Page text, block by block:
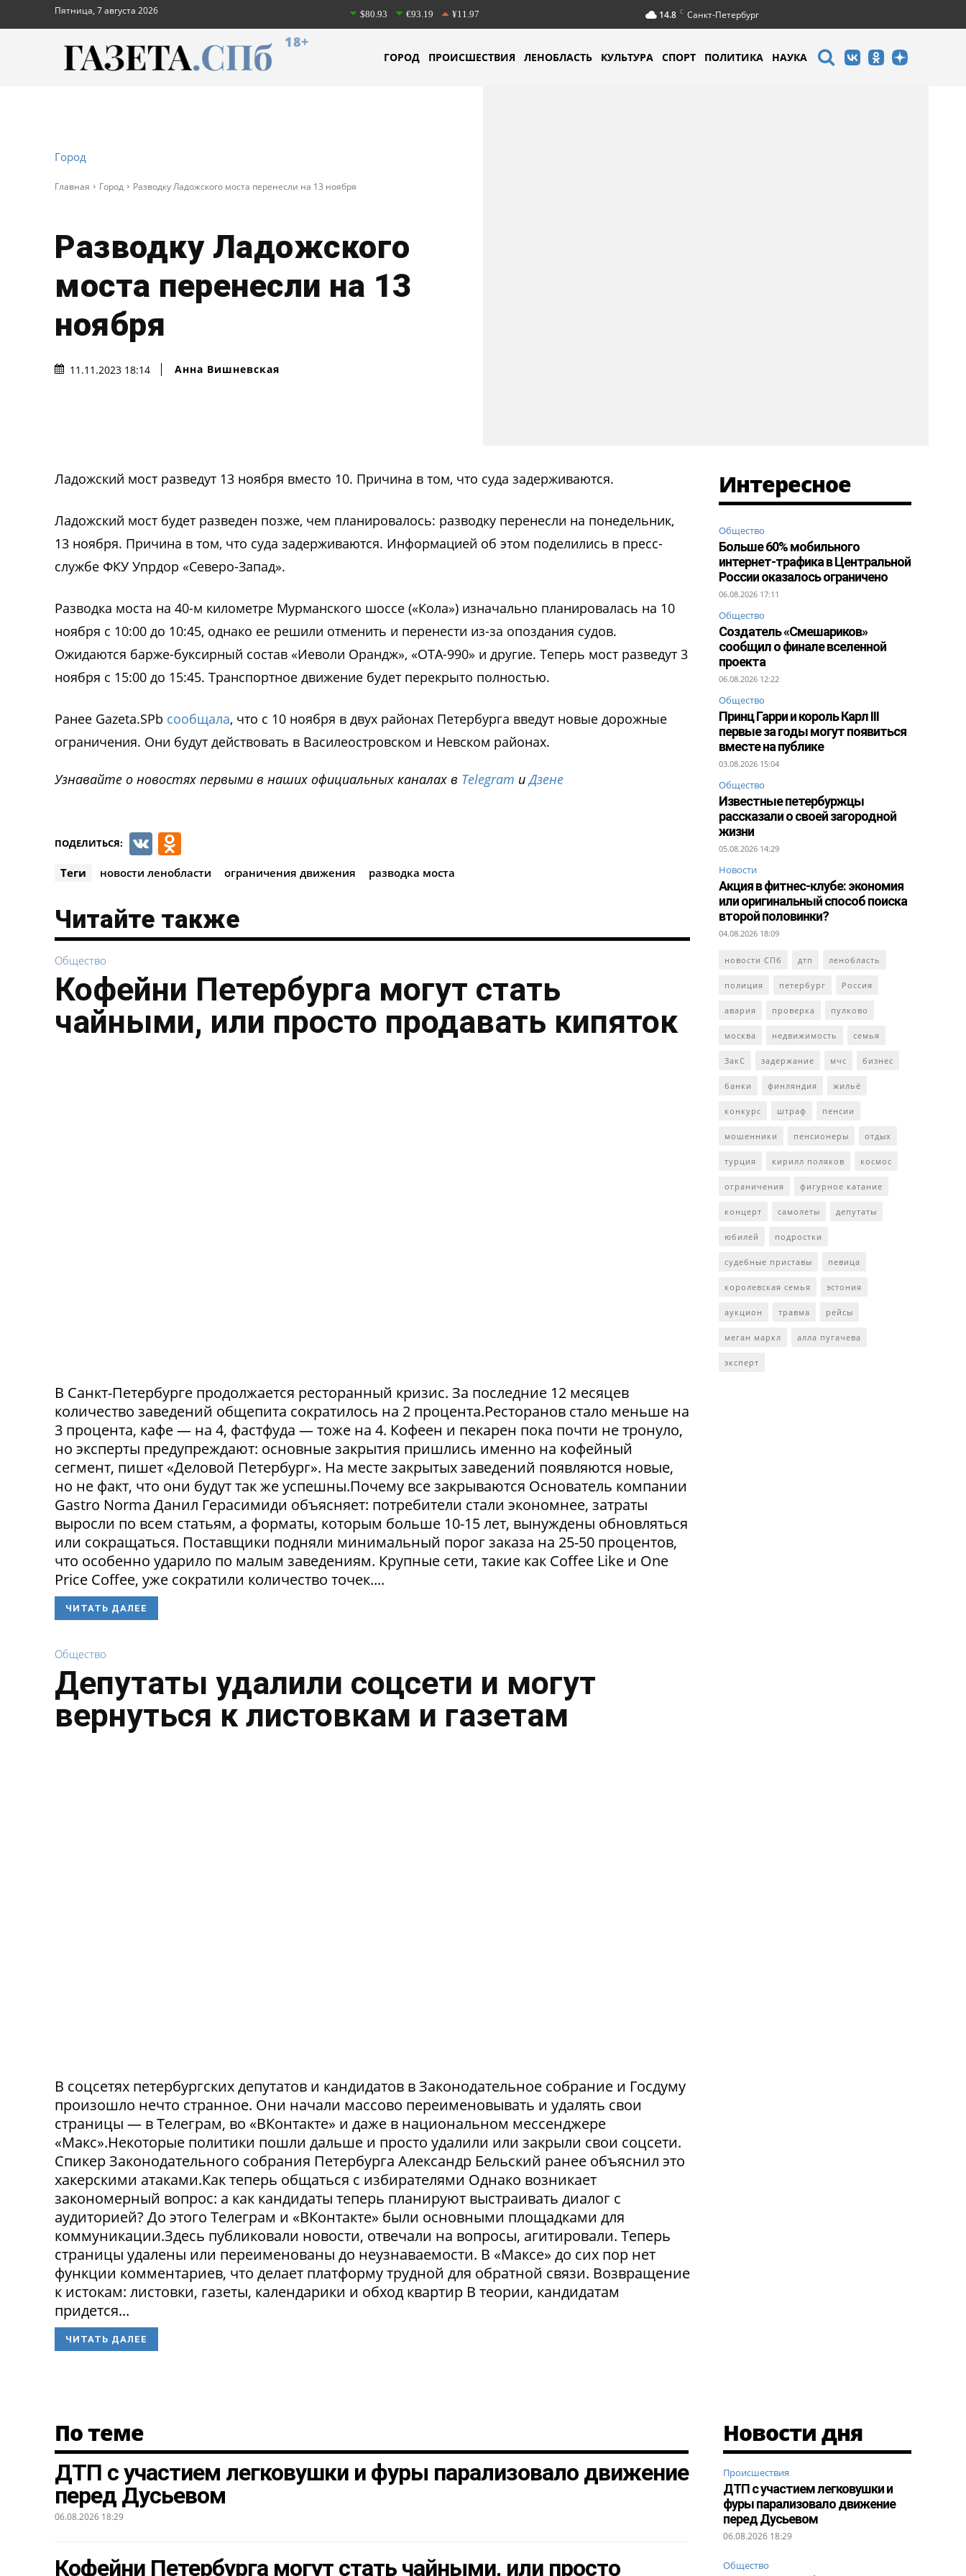
Пятница, 7 августа 2026 $80.93 €93.19 ¥11.97 14.8 C Санкт-Петербург
18+
ГОРОД ПРОИСШЕСТВИЯ ЛЕНОБЛАСТЬ КУЛЬТУРА СПОРТ ПОЛИТИКА НАУКА
Город
Главная Город Разводку Ладожского моста перенесли на 13 ноября
Разводку Ладожского
моста перенесли на 13
ноября
11.11.2023 18:14 Анна Вишневская
Ладожский мост разведут 13 ноября вместо 10. Причина в том, что суда задерживаются.
Ладожский мост будет разведен позже, чем планировалось: разводку перенесли на понедельник,
13 ноября. Причина в том, что суда задерживаются. Информацией об этом поделились в пресс-
службе ФКУ Упрдор «Северо-Запад».
Разводка моста на 40-м километре Мурманского шоссе («Кола») изначально планировалась на 10
ноября с 10:00 до 10:45, однако ее решили отменить и перенести из-за опоздания судов.
Ожидаются барже-буксирный состав «Иеволи Орандж», «ОТА-990» и другие. Теперь мост разведут 3
ноября с 15:00 до 15:45. Транспортное движение будет перекрыто полностью.
Ранее Gazeta.SPb сообщала, что с 10 ноября в двух районах Петербурга введут новые дорожные
ограничения. Они будут действовать в Василеостровском и Невском районах.
Узнавайте о новостях первыми в наших официальных каналах в Telegram иДзене
ПОДЕЛИТЬСЯ: VK
Теги новости ленобласти ограничения движения разводка моста
Читайте также
Общество
Кофейни Петербурга могут стать
чайными, или просто продавать кипяток
В Санкт-Петербурге продолжается ресторанный кризис. За последние 12 месяцев
количество заведений общепита сократилось на 2 процента.Ресторанов стало меньше на
3 процента, кафе — на 4, фастфуда — тоже на 4. Кофеен и пекарен пока почти не тронуло,
но эксперты предупреждают: основные закрытия пришлись именно на кофейный
сегмент, пишет «Деловой Петербург». На месте закрытых заведений появляются новые,
но не факт, что они будут так же успешны.Почему все закрываются Основатель компании
Gastro Norma Данил Герасимиди объясняет: потребители стали экономнее, затраты
выросли по всем статьям, а форматы, которым больше 10-15 лет, вынуждены обновляться
или сокращаться. Поставщики подняли минимальный порог заказа на 25-50 процентов,
что особенно ударило по малым заведениям. Крупные сети, такие как Coffee Like и One
Price Coffee, уже сократили количество точек....
ЧИТАТЬ ДАЛЕЕ
Общество
Депутаты удалили соцсети и могут
вернуться к листовкам и газетам
В соцсетях петербургских депутатов и кандидатов в Законодательное собрание и Госдуму
произошло нечто странное. Они начали массово переименовывать и удалять свои
страницы — в Телеграм, во «ВКонтакте» и даже в национальном мессенджере
«Макс».Некоторые политики пошли дальше и просто удалили или закрыли свои соцсети.
Спикер Законодательного собрания Петербурга Александр Бельский ранее объяснил это
хакерскими атаками.Как теперь общаться с избирателями Однако возникает
закономерный вопрос: а как кандидаты теперь планируют выстраивать диалог с
аудиторией? До этого Телеграм и «ВКонтакте» были основными площадками для
коммуникации.Здесь публиковали новости, отвечали на вопросы, агитировали. Теперь
страницы удалены или переименованы до неузнаваемости. В «Максе» до сих пор нет
функции комментариев, что делает платформу трудной для обратной связи. Возвращение
к истокам: листовки, газеты, календарики и обход квартир В теории, кандидатам
придется...
ЧИТАТЬ ДАЛЕЕ
Интересное
Общество
Больше 60% мобильного
интернет-трафика в Центральной
России оказалось ограничено
06.08.2026 17:11
Общество
Создатель «Смешариков»
сообщил о финале вселенной
проекта
06.08.2026 12:22
Общество
Принц Гарри и король Карл III
первые за годы могут появиться
вместе на публике
03.08.2026 15:04
Общество
Известные петербуржцы
рассказали о своей загородной
жизни
05.08.2026 14:29
Новости
Акция в фитнес-клубе: экономия
или оригинальный способ поиска
второй половинки?
04.08.2026 18:09
новости СПб дтп ленобласть
полиция петербург Россия
авария проверка пулково
москва недвижимость семья
ЗакС задержание мчс бизнес
банки финляндия жильё
конкурс штраф пенсии
мошенники пенсионеры отдых
турция кирилл поляков космос
ограничения фигурное катание
концерт самолеты депутаты
юбилей подростки
судебные приставы певица
королевская семья эстония
аукцион травма рейсы
меган маркл алла пугачева
эксперт
Новости дня
Происшествия
ДТП с участием легковушки и
фуры парализовало движение
перед Дусьевом
06.08.2026 18:29
Общество
По теме
ДТП с участием легковушки и фуры парализовало движение
перед Дусьевом
06.08.2026 18:29
Кофейни Петербурга могут стать чайными, или просто